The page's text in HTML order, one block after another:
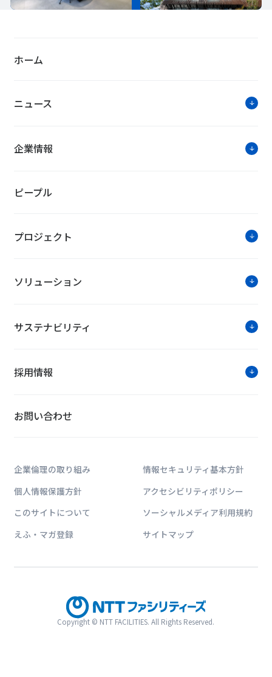
ホーム
ニュース
企業情報
ピープル
プロジェクト
ソリューション
サステナビリティ
採用情報
お問い合わせ
企業倫理の取り組み
情報セキュリティ基本方針
個人情報保護方針
アクセシビリティポリシー
このサイトについて
ソーシャルメディア利用規約
えふ・マガ登録
サイトマップ
Copyright © NTT FACILITIES. All Rights Reserved.